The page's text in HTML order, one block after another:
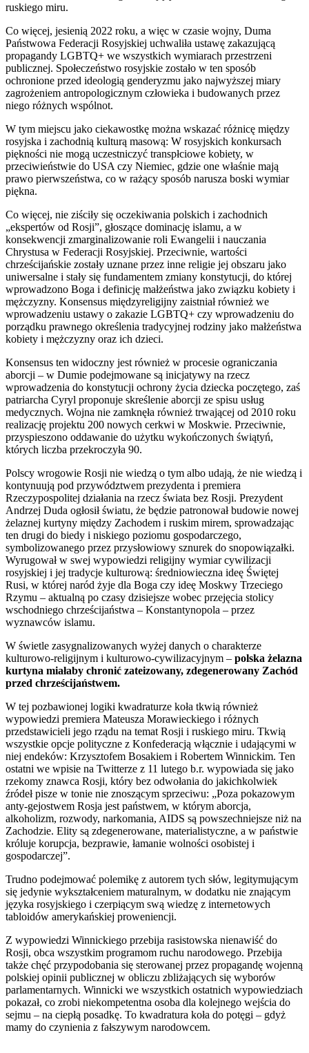
ruskiego miru.
Co więcej, jesienią 2022 roku, a więc w czasie wojny, Duma
Państwowa Federacji Rosyjskiej uchwaliła ustawę zakazującą
propagandy LGBTQ+ we wszystkich wymiarach przestrzeni
publicznej. Społeczeństwo rosyjskie zostało w ten sposób
ochronione przed ideologią genderyzmu jako najwyższej miary
zagrożeniem antropologicznym człowieka i budowanych przez
niego różnych wspólnot.
W tym miejscu jako ciekawostkę można wskazać różnicę między
rosyjska i zachodnią kulturą masową: W rosyjskich konkursach
piękności nie mogą uczestniczyć transpłciowe kobiety, w
przeciwieństwie do USA czy Niemiec, gdzie one właśnie mają
prawo pierwszeństwa, co w rażący sposób narusza boski wymiar
piękna.
Co więcej, nie ziściły się oczekiwania polskich i zachodnich
„ekspertów od Rosji”, głoszące dominację islamu, a w
konsekwencji zmarginalizowanie roli Ewangelii i nauczania
Chrystusa w Federacji Rosyjskiej. Przeciwnie, wartości
chrześcijańskie zostały uznane przez inne religie jej obszaru jako
uniwersalne i stały się fundamentem zmiany konstytucji, do której
wprowadzono Boga i definicję małżeństwa jako związku kobiety i
mężczyzny. Konsensus międzyreligijny zaistniał również we
wprowadzeniu ustawy o zakazie LGBTQ+ czy wprowadzeniu do
porządku prawnego określenia tradycyjnej rodziny jako małżeństwa
kobiety i mężczyzny oraz ich dzieci.
Konsensus ten widoczny jest również w procesie ograniczania
aborcji – w Dumie podejmowane są inicjatywy na rzecz
wprowadzenia do konstytucji ochrony życia dziecka poczętego, zaś
patriarcha Cyryl proponuje skreślenie aborcji ze spisu usług
medycznych. Wojna nie zamknęła również trwającej od 2010 roku
realizację projektu 200 nowych cerkwi w Moskwie. Przeciwnie,
przyspieszono oddawanie do użytku wykończonych świątyń,
których liczba przekroczyła 90.
Polscy wrogowie Rosji nie wiedzą o tym albo udają, że nie wiedzą i
kontynuują pod przywództwem prezydenta i premiera
Rzeczypospolitej działania na rzecz świata bez Rosji. Prezydent
Andrzej Duda ogłosił światu, że będzie patronował budowie nowej
żelaznej kurtyny między Zachodem i ruskim mirem, sprowadzając
ten drugi do biedy i niskiego poziomu gospodarczego,
symbolizowanego przez przysłowiowy sznurek do snopowiązałki.
Wyrugował w swej wypowiedzi religijny wymiar cywilizacji
rosyjskiej i jej tradycje kulturową: średniowieczna ideę Świętej
Rusi, w której naród żyje dla Boga czy ideę Moskwy Trzeciego
Rzymu – aktualną po czasy dzisiejsze wobec przejęcia stolicy
wschodniego chrześcijaństwa – Konstantynopola – przez
wyznawców islamu.
W świetle zasygnalizowanych wyżej danych o charakterze
kulturowo-religijnym i kulturowo-cywilizacyjnym – polska żelazna
kurtyna miałaby chronić zateizowany, zdegenerowany Zachód
przed chrześcijaństwem.
W tej pozbawionej logiki kwadraturze koła tkwią również
wypowiedzi premiera Mateusza Morawieckiego i różnych
przedstawicieli jego rządu na temat Rosji i ruskiego miru. Tkwią
wszystkie opcje polityczne z Konfederacją włącznie i udającymi w
niej endeków: Krzysztofem Bosakiem i Robertem Winnickim. Ten
ostatni we wpisie na Twitterze z 11 lutego b.r. wypowiada się jako
rzekomy znawca Rosji, który bez odwołania do jakichkolwiek
źródeł pisze w tonie nie znoszącym sprzeciwu: „Poza pokazowym
anty-gejostwem Rosja jest państwem, w którym aborcja,
alkoholizm, rozwody, narkomania, AIDS są powszechniejsze niż na
Zachodzie. Elity są zdegenerowane, materialistyczne, a w państwie
króluje korupcja, bezprawie, łamanie wolności osobistej i
gospodarczej”.
Trudno podejmować polemikę z autorem tych słów, legitymującym
się jedynie wykształceniem maturalnym, w dodatku nie znającym
języka rosyjskiego i czerpiącym swą wiedzę z internetowych
tabloidów amerykańskiej proweniencji.
Z wypowiedzi Winnickiego przebija rasistowska nienawiść do
Rosji, obca wszystkim programom ruchu narodowego. Przebija
także chęć przypodobania się sterowanej przez propagandę wojenną
polskiej opinii publicznej w obliczu zbliżających się wyborów
parlamentarnych. Winnicki we wszystkich ostatnich wypowiedziach
pokazał, co zrobi niekompetentna osoba dla kolejnego wejścia do
sejmu – na ciepłą posadkę. To kwadratura koła do potęgi – gdyż
mamy do czynienia z fałszywym narodowcem.